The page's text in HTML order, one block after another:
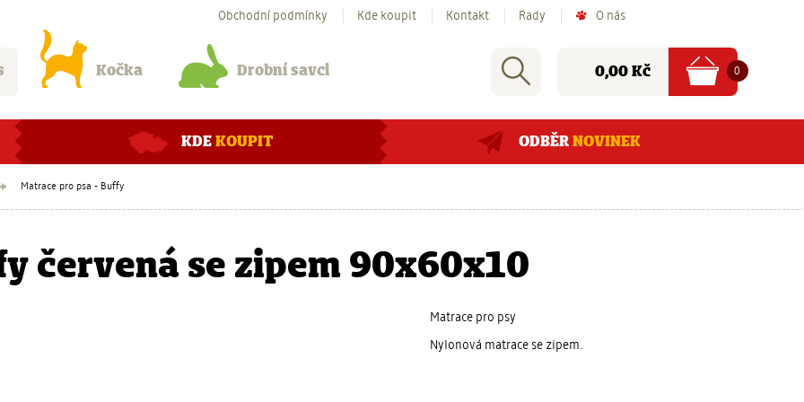
Obchodní podmínky Kde koupit Kontakt Rady O nás
Kočka Drobní savci
hledání:
Cena:
0,00 Kč 0 položek
KDE KOUPIT ODBĚRNOVINEK
Matrace pro psa - Buffy
červená se zipem 90x60x10
Matrace pro psy
Nylonová matrace se zipem.